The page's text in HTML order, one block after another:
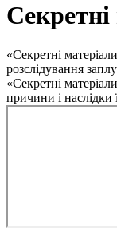
«Секретні
розслідування
«Секретні
причини і наслідки